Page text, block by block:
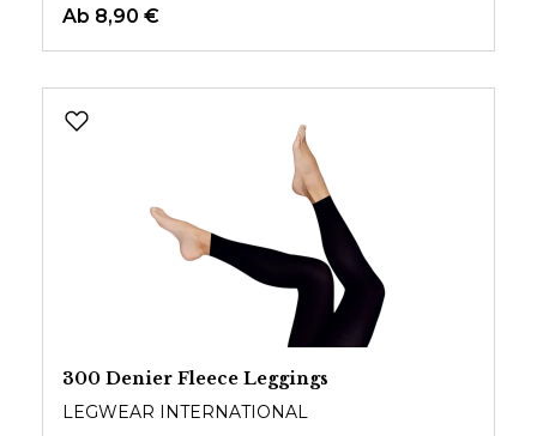
Ab 8,90 €
300 Denier Fleece Leggings
LEGWEAR INTERNATIONAL